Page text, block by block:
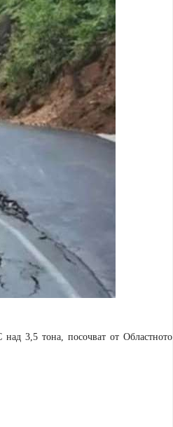
3,5 тона, посочват от Областното